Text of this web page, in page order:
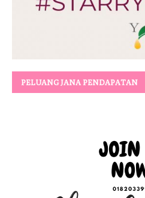
PELUANG JANA PENDAPATAN